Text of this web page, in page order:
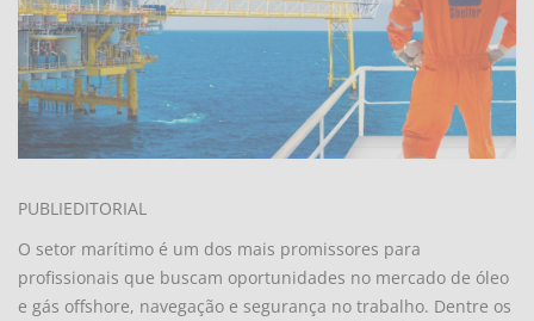
PUBLIEDITORIAL
O setor marítimo é um dos mais promissores para
profissionais que buscam oportunidades no mercado de óleo
e gás offshore, navegação e segurança no trabalho. Dentre os